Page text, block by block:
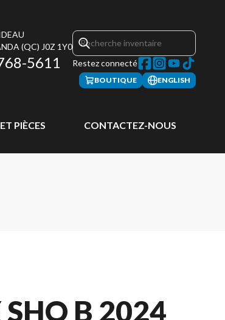
(QC) J0Z 1Y0
5611 Restez connecté
BOUTIQUE ENGLISH
PIÈCES CONTACTEZ-NOUS
B 2024